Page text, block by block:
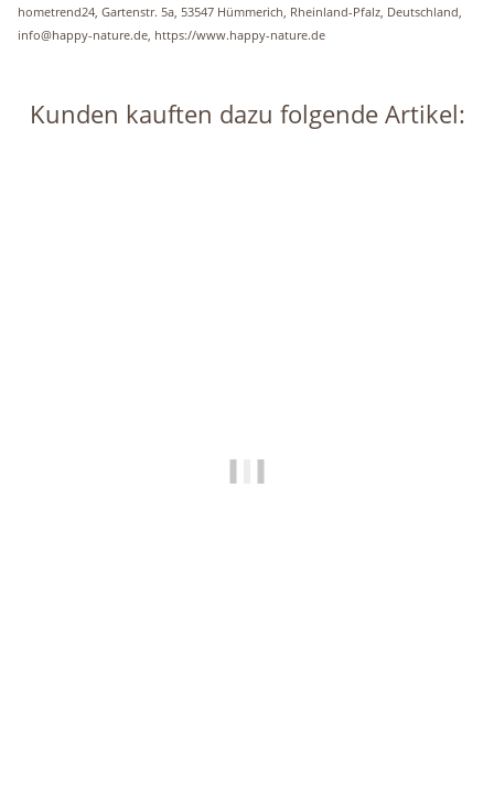
hometrend24, Gartenstr. 5a, 53547 Hümmerich, Rheinland-Pfalz, Deutschland,
info@happy-nature.de, https://www.happy-nature.de
Kunden kauften dazu folgende Artikel: